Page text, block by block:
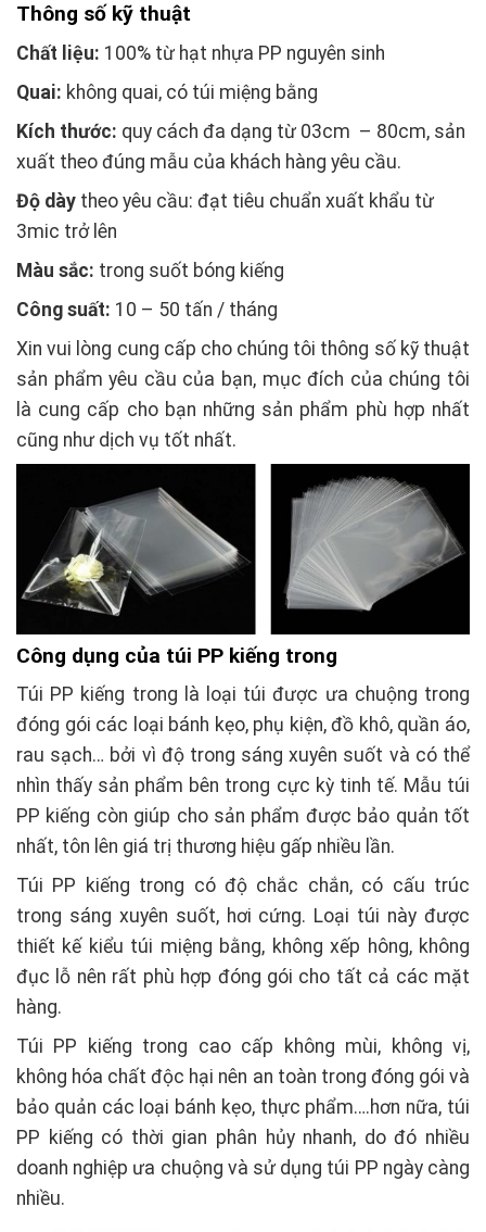
Thông số kỹ thuật
Chất liệu: 100% từ hạt nhựa PP nguyên sinh
Quai: không quai, có túi miệng bằng
Kích thước: quy cách đa dạng từ 03cm – 80cm, sản
xuất theo đúng mẫu của khách hàng yêu cầu.
Độ dày theo yêu cầu: đạt tiêu chuẩn xuất khẩu từ
3mic trở lên
Màu sắc: trong suốt bóng kiếng
Công suất: 10 – 50 tấn / tháng
Xin vui lòng cung cấp cho chúng tôi thông số kỹ thuật
sản phẩm yêu cầu của bạn, mục đích của chúng tôi
là cung cấp cho bạn những sản phẩm phù hợp nhất
cũng như dịch vụ tốt nhất.
Công dụng của túi PP kiếng trong
Túi PP kiếng trong là loại túi được ưa chuộng trong
đóng gói các loại bánh kẹo, phụ kiện, đồ khô, quần áo,
rau sạch… bởi vì độ trong sáng xuyên suốt và có thể
nhìn thấy sản phẩm bên trong cực kỳ tinh tế. Mẫu túi
PP kiếng còn giúp cho sản phẩm được bảo quản tốt
nhất, tôn lên giá trị thương hiệu gấp nhiều lần.
Túi PP kiếng trong có độ chắc chắn, có cấu trúc
trong sáng xuyên suốt, hơi cứng. Loại túi này được
thiết kế kiểu túi miệng bằng, không xếp hông, không
đục lỗ nên rất phù hợp đóng gói cho tất cả các mặt
hàng.
Túi PP kiếng trong cao cấp không mùi, không vị,
không hóa chất độc hại nên an toàn trong đóng gói và
bảo quản các loại bánh kẹo, thực phẩm….hơn nữa, túi
PP kiếng có thời gian phân hủy nhanh, do đó nhiều
doanh nghiệp ưa chuộng và sử dụng túi PP ngày càng
nhiều.